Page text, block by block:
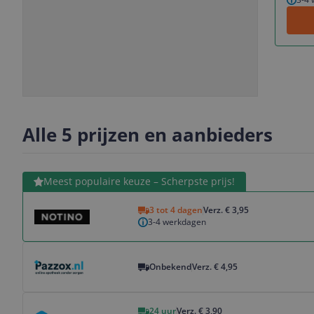
Alle 5 prijzen en aanbieders
Meest populaire keuze – Scherpste prijs!
3 tot 4 dagenVerz. € 3,95
3-4 werkdagen
Bekijk product
OnbekendVerz. € 4,95
24 uurVerz. € 3,90